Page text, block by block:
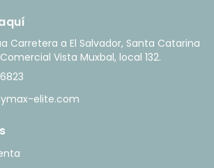
Carretera a El Salvador, Santa Catarina
Vista Muxbal, local 132.
elite.com